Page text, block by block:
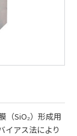
（SiO₂）形成用
イアス法により